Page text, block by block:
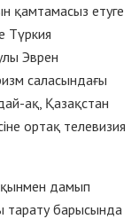
қамтамасыз етуге
Түркия
Эврен
саласындағы
ақ, Қазақстан
ортақ телевизия
дамып
тарату барысында